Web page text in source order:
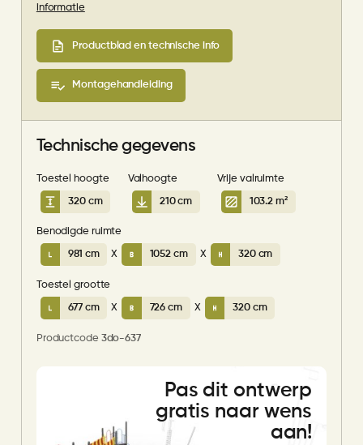
informatie
Productblad en technische info
Montagehandleiding
Technische gegevens
Toestel hoogte
320 cm
Valhoogte
210 cm
Vrije valruimte
103.2 m²
Benodigde ruimte
981 cm X 1052 cm X 320 cm
Toestel grootte
677 cm X 726 cm X 320 cm
Productcode 3do-637
Pas dit ontwerp
gratis naar wens
aan!